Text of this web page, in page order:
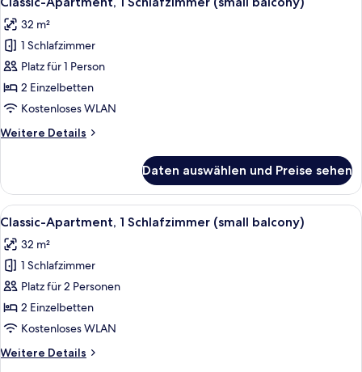
Meerblick
(4
adults)
Fotos
für
Classic-
Apartment,
1
Schlafzimmer
balcony)
32 m²
1 Schlafzimmer
Platz für 1 Person
2 Einzelbetten
Kostenloses WLAN
Weitere Details
Weitere
Apartment,
Schlafzimmer
balcony)
Daten auswählen und Preise sehen
Alle
Fotos
für
Classic-
Apartment,
1
Schlafzimmer
balcony)
Zimmersafe, kostenloses WLAN,
9
Classic-Apartment, 1 Schlafzimmer (small balcony)
32 m²
1 Schlafzimmer
Platz für 2 Personen
2 Einzelbetten
Kostenloses WLAN
Weitere Details
Weitere